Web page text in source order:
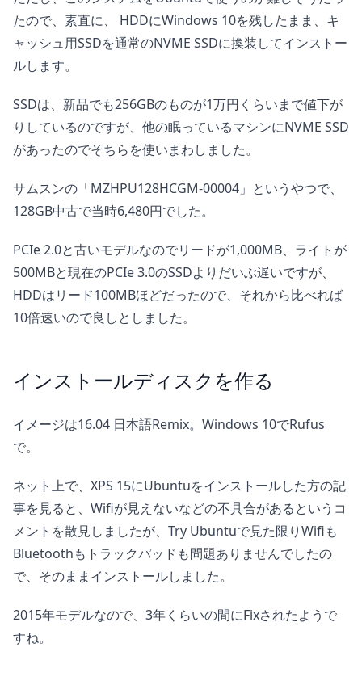
たので、素直に、 HDDにWindows 10を残したまま、キ
ャッシュ用SSDを通常のNVME SSDに換装してインストー
ルします。
SSDは、新品でも256GBのものが1万円くらいまで値下が
りしているのですが、他の眠っているマシンにNVME SSD
があったのでそちらを使いまわしました。
サムスンの「MZHPU128HCGM-00004」というやつで、
128GB中古で当時6,480円でした。
PCIe 2.0と古いモデルなのでリードが1,000MB、ライトが
500MBと現在のPCIe 3.0のSSDよりだいぶ遅いですが、
HDDはリード100MBほどだったので、それから比べれば
10倍速いので良しとしました。
インストールディスクを作る
イメージは16.04 日本語Remix。Windows 10でRufus
で。
ネット上で、XPS 15にUbuntuをインストールした方の記
事を見ると、Wifiが見えないなどの不具合があるというコ
メントを散見しましたが、Try Ubuntuで見た限りWifiも
Bluetoothもトラックパッドも問題ありませんでしたの
で、そのままインストールしました。
2015年モデルなので、3年くらいの間にFixされたようで
すね。